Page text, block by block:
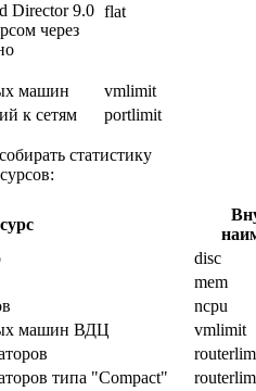
Director 9.0
через
flat
машин
vmlimit
к сетям
portlimit
статистику
disc
mem
ncpu
машин ВДЦ
vmlimit
типа "Compact"